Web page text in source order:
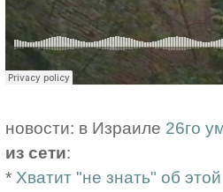
новости: в Израиле 26го
из сети:
* Хватит "не знать" об